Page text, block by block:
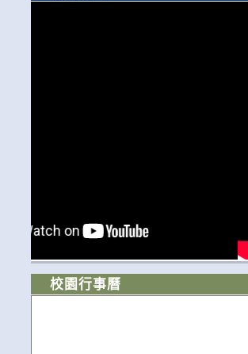
校園行事曆